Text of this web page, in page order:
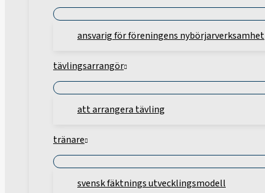
ansvarig för föreningens nybörjarverksamhet
tävlingsarrangör
att arrangera tävling
tränare
svensk fäktnings utvecklingsmodell